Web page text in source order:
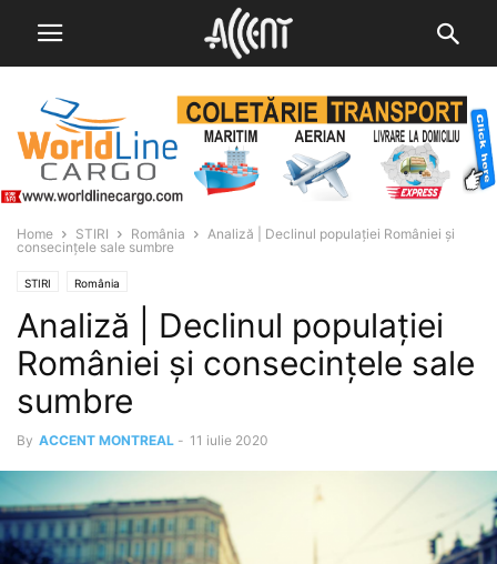
Home STIRI România
Analiză | Declinul populației României și
consecințele sale sumbre
STIRI România
Analiză | Declinul populației
României și consecințele sale
sumbre
By ACCENT MONTREAL - 11 iulie 2020